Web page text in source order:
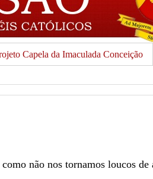
Capela da Imaculada Conceição
não nos tornamos loucos